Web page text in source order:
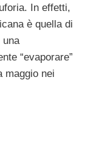
In effetti,
è quella di
una
“evaporare”
maggio nei